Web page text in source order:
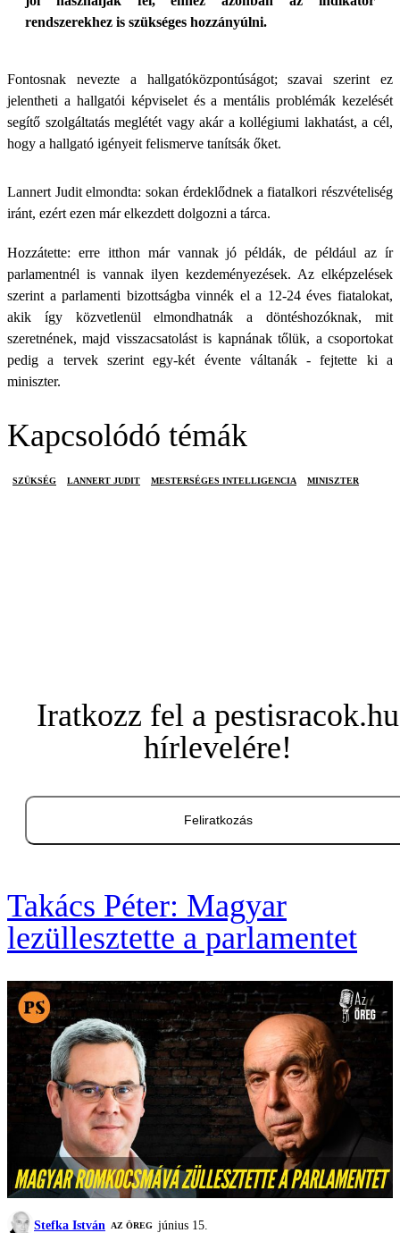
rendszerekhez is szükséges hozzányúlni.
Fontosnak nevezte a hallgatóközpontúságot; szavai szerint ez
jelentheti a hallgatói képviselet és a mentális problémák kezelését
segítő szolgáltatás meglétét vagy akár a kollégiumi lakhatást, a cél,
hogy a hallgató igényeit felismerve tanítsák őket.
Lannert Judit elmondta: sokan érdeklődnek a fiatalkori részvételiség
iránt, ezért ezen már elkezdett dolgozni a tárca.
Hozzátette: erre itthon már vannak jó példák, de például az ír
parlamentnél is vannak ilyen kezdeményezések. Az elképzelések
szerint a parlamenti bizottságba vinnék el a 12-24 éves fiatalokat,
akik így közvetlenül elmondhatnák a döntéshozóknak, mit
szeretnének, majd visszacsatolást is kapnának tőlük, a csoportokat
pedig a tervek szerint egy-két évente váltanák - fejtette ki a
miniszter.
Kapcsolódó témák
SZÜKSÉG LANNERT JUDIT MESTERSÉGES INTELLIGENCIA MINISZTER
Iratkozz fel a pestisracok.hu
hírlevelére!
Feliratkozás
Takács Péter: Magyar
lezüllesztette a parlamentet
Stefka István AZ ÖREG június 15.